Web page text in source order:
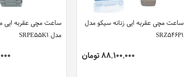
ساعت مچی عقربه ایی
مدل SRPE55K1
ساعت مچی عقربه ایی زنانه سیکو مدل
SRZ546P1
88,100,000 تومان